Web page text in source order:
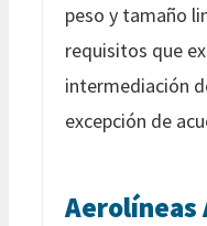
peso y tamaño
requisitos que
intermediación
excepción de
Aerolíneas